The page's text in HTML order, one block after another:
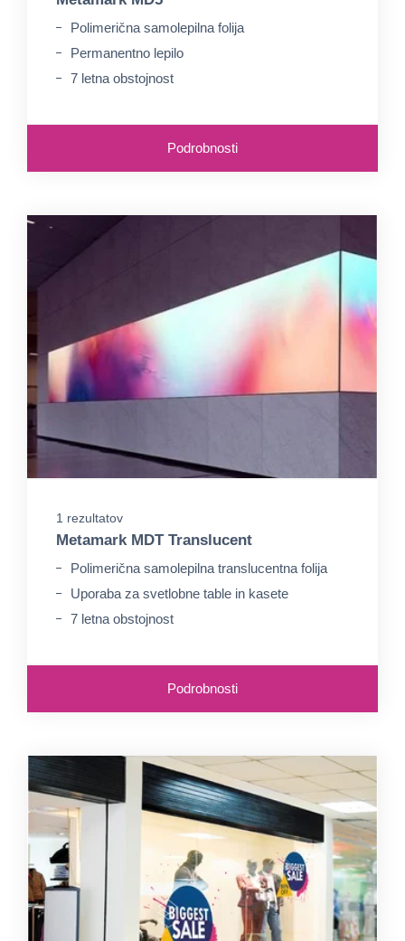
Polimerična samolepilna folija
Permanentno lepilo
7 letna obstojnost
Podrobnosti
1 rezultatov
Metamark MDT Translucent
Polimerična samolepilna translucentna folija
Uporaba za svetlobne table in kasete
7 letna obstojnost
Podrobnosti